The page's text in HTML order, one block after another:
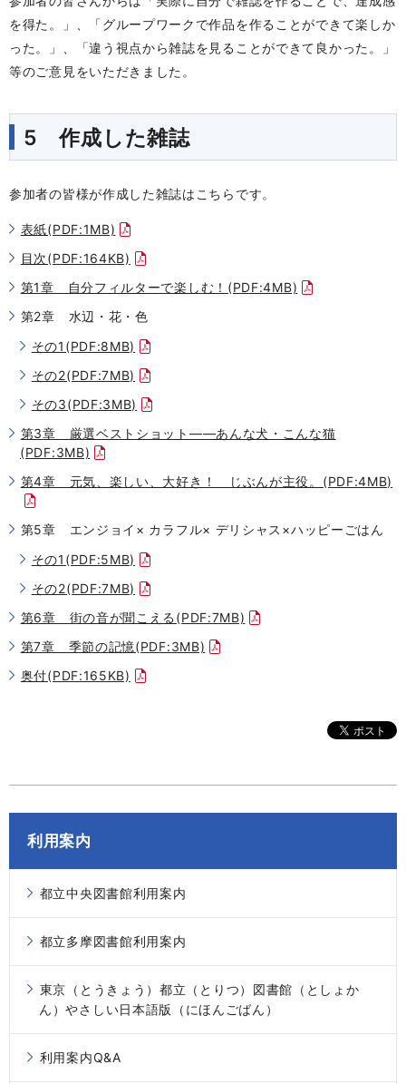
を得た。」、「グループワークで作品を作ることができて楽しか
った。」、「違う視点から雑誌を見ることができて良かった。」
等のご意見をいただきました。
5 作成した雑誌
参加者の皆様が作成した雑誌はこちらです。
表紙(PDF:1MB)
目次(PDF:164KB)
第1章 自分フィルターで楽しむ！(PDF:4MB)
第2章 水辺・花・色
その1(PDF:8MB)
その2(PDF:7MB)
その3(PDF:3MB)
第3章 厳選ベストショット――あんな犬・こんな猫
(PDF:3MB)
第4章 元気、楽しい、大好き！ じぶんが主役。(PDF:4MB)
第5章 エンジョイ× カラフル× デリシャス×ハッピーごはん
その1(PDF:5MB)
その2(PDF:7MB)
第6章 街の音が聞こえる(PDF:7MB)
第7章 季節の記憶(PDF:3MB)
奥付(PDF:165KB)
利用案内
都立中央図書館利用案内
都立多摩図書館利用案内
東京（とうきょう）都立（とりつ）図書館（としょか
ん）やさしい日本語版（にほんごばん）
利用案内Q&A